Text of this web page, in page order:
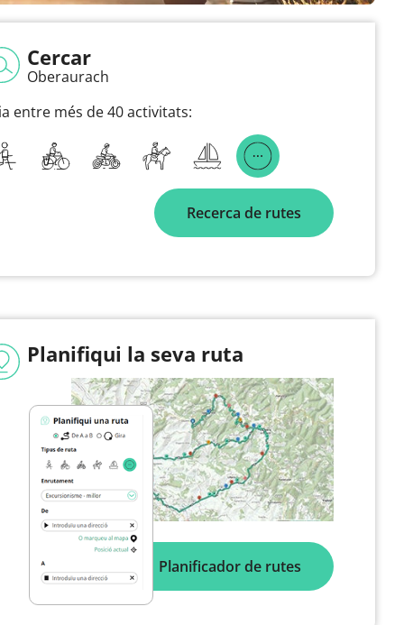
Cercar
Oberaurach
entre més de 40 activitats:
Recerca de rutes
Planifiqui la seva ruta
Planificador de rutes